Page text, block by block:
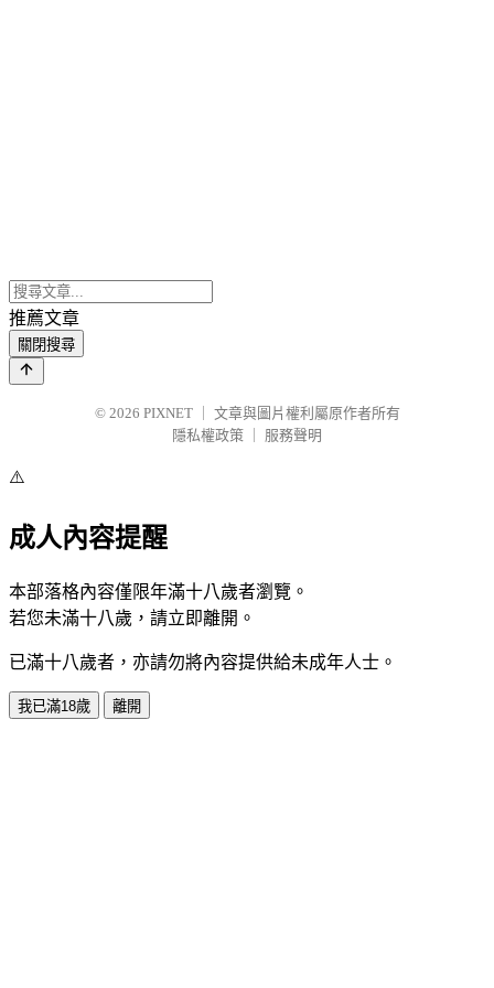
推薦文章
關閉搜尋
© 2026 PIXNET
文章與圖片權利屬原作者所有
隱私權政策
服務聲明
⚠️
成人內容提醒
本部落格內容僅限年滿十八歲者瀏覽。
若您未滿十八歲，請立即離開。
已滿十八歲者，亦請勿將內容提供給未成年人士。
我已滿18歲 離開